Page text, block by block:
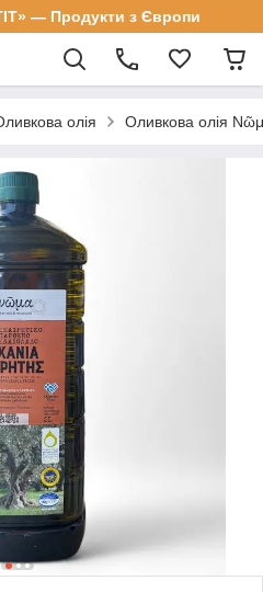
— Продукти з Європи
олія Оливкова олія